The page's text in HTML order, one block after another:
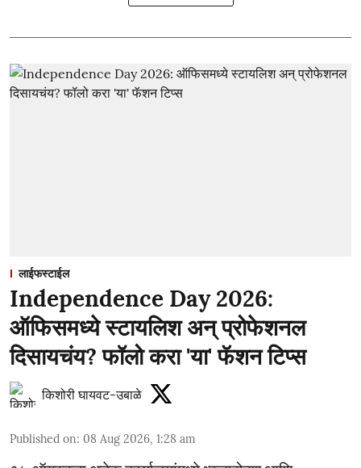
लाईफस्टाईल
Independence Day 2026:
ऑफिसमध्ये स्टायलिश अन् प्रोफेशनल
दिसायचंय? फॉलो करा 'या' फॅशन टिप्स
किशोरी घायवट-उबाळे
Published on: 08 Aug 2026, 1:28 am